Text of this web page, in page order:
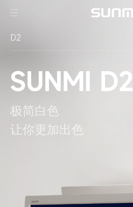
D2
SUNMI D2
极简白色
让你更加出色